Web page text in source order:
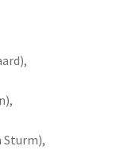
Sturm),